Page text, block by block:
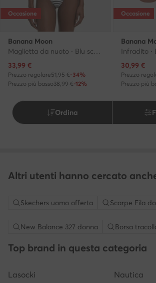
Occasione
Banana Moon
Maglietta da nuoto · Blu scuro
Prezzo attuale
33,99 €
Prezzo regolare51,95 €-34%
Prezzo più basso38,99 €-12%
Occasione
Banana
Infradito ·
Prezzo
30,99 €
Prezzo
Prezzo più
Ordina
Altri utenti hanno cercato
Skechers uomo offerta Scarpe Fila
New Balance 327 donna Borsa
Top brand in questa categoria
Lasocki Nautica